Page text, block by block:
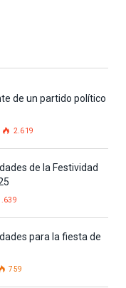
de un partido político
2.619
de la Festividad
para la fiesta de
759